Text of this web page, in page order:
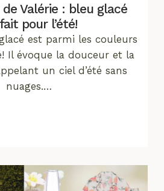
Valérie : bleu glacé
pour l’été!
est parmi les couleurs
Il évoque la douceur et la
un ciel d’été sans
nuages.…